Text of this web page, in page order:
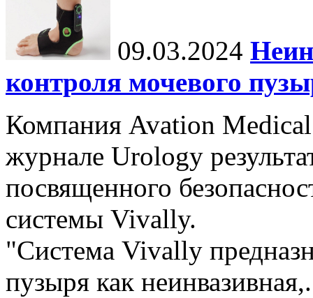
09.03.2024
контроля мочевого
Компания Avation
журнале Urology
посвященного
системы Vivally.
"Система Vivally
пузыря как